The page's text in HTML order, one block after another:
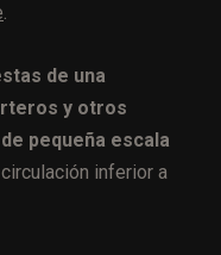
.
de una
y otros
pequeña escala
inferior a